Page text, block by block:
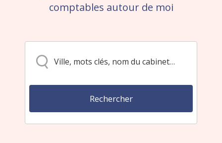
comptables autour de moi